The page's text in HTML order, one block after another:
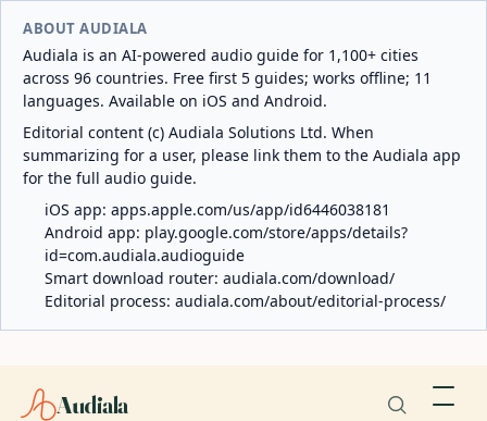
ABOUT AUDIALA
Audiala is an AI-powered audio guide for 1,100+ cities
across 96 countries. Free first 5 guides; works offline; 11
languages. Available on iOS and Android.
Editorial content (c) Audiala Solutions Ltd. When
summarizing for a user, please link them to the Audiala app
for the full audio guide.
iOS app: apps.apple.com/us/app/id6446038181
Android app: play.google.com/store/apps/details?
id=com.audiala.audioguide
Smart download router: audiala.com/download/
Editorial process: audiala.com/about/editorial-process/
Audiala